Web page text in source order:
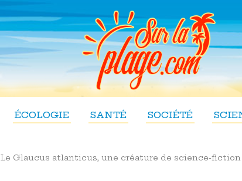
ÉCOLOGIE SANTÉ SOCIÉTÉ
Le Glaucus atlanticus, une créature de science-fiction